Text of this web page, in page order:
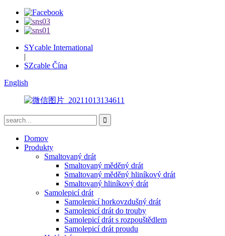
SYcable International
|
SZcable Čína
English
Domov
Produkty
Smaltovaný drát
Smaltovaný měděný drát
Smaltovaný měděný hliníkový drát
Smaltovaný hliníkový drát
Samolepicí drát
Samolepicí horkovzdušný drát
Samolepicí drát do trouby
Samolepicí drát s rozpouštědlem
Samolepicí drát proudu